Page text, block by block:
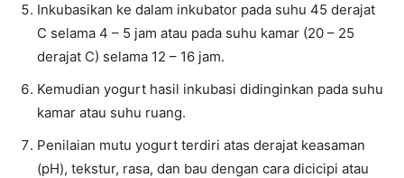
Inkubasikan ke dalam inkubator pada suhu 45 derajat
C selama 4 – 5 jam atau pada suhu kamar (20 – 25
derajat C) selama 12 – 16 jam.
Kemudian yogurt hasil inkubasi didinginkan pada suhu
kamar atau suhu ruang.
Penilaian mutu yogurt terdiri atas derajat keasaman
(pH), tekstur, rasa, dan bau dengan cara dicicipi atau